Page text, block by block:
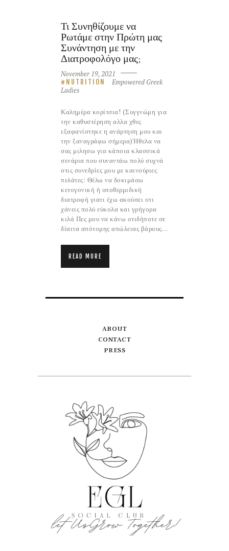
Τι Συνηθίζουμε να
Ρωτάμε στην Πρώτη μας
Συνάντηση με την
Διατροφολόγο μας;
November 19, 2021
NUTRITION
Empowered Greek
Ladies
Καλημέρα κορίτσια! (Συγγνώμη για
την καθυστέρηση αλλα χθες
εξαφανίστηκε η ανάρτηση μου και
την ξαναγράφω σήμερα)Ήθελα να
σας μιλησω για κάποια κλασσικά
σενάρια που συναντάω πολύ συχνά
στις συνεδρίες μου με καινούριες
πελάτες: Θέλω να δοκιμάσω
κετογονική ή υποθερμιδική
διατροφή γιατι έχω ακούσει οτι
χάνεις πολύ εύκολα και γρήγορα
κιλά Πες μου να κάνω οτιδήποτε σε
δίαιτα απότομης απώλειας βάρους…
READ MORE
ABOUT
CONTACT
PRESS